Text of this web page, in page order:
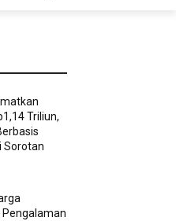
Triliun,
Sorotan
Pengalaman